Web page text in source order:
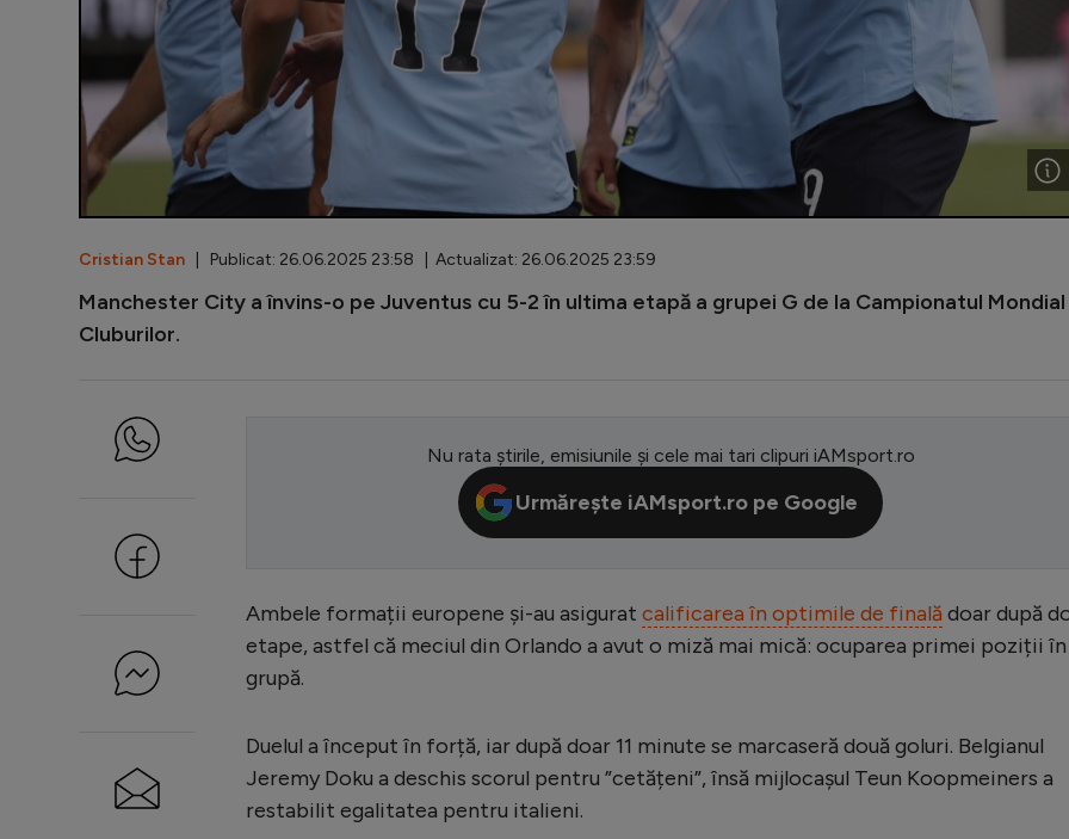
Cristian Stan | Publicat: 26.06.2025 23:58 | Actualizat: 26.06.2025 23:59
Manchester City a învins-o pe Juventus cu 5-2 în ultima etapă a grupei G de la Campionatul Mondial
Cluburilor.
Nu rata știrile, emisiunile și cele mai tari clipuri iAMsport.ro
Urmărește iAMsport.ro pe Google
Ambele formații europene și-au asigurat calificarea în optimile de finală doar după
etape, astfel că meciul din Orlando a avut o miză mai mică: ocuparea primei poziții în
grupă.
Duelul a început în forță, iar după doar 11 minute se marcaseră două goluri. Belgianul
Jeremy Doku a deschis scorul pentru ”cetățeni”, însă mijlocașul Teun Koopmeiners a
restabilit egalitatea pentru italieni.